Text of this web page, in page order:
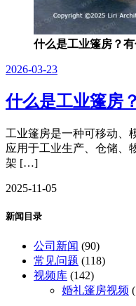
什么是工业篷房？
2026-03-23
什么是工业篷房
工业篷房是一种可移动、
应用于工业生产、仓储、
架 […]
2025-11-05
新闻目录
公司新闻 (90)
常见问题 (118)
视频库 (142)
婚礼篷房视频